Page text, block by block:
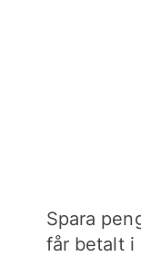
Spara
får betalt i